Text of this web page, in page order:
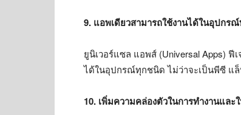
9. แอพเดียวสามารถใช้งานได้ในอุปกร
ยูนิเวอร์แซล แอพส์ (Universal Apps)
ได้ในอุปกรณ์ทุกชนิด ไม่ว่าจะเป็นพีซี แ
10. เพิ่มความคล่องตัวในการทำงานแล